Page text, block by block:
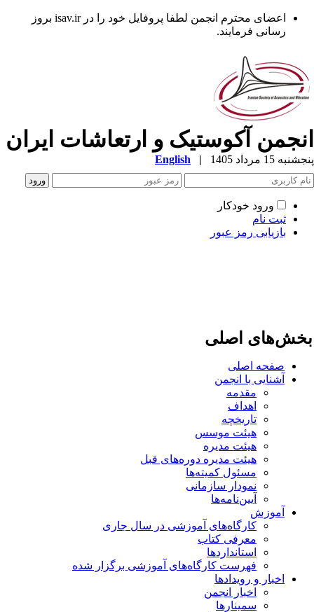
اعضای محترم انجمن لطفا پروفایل خود را در isav.ir بروز
رسانی فرمایند.
آکوستیک و ارتعاشات ایران
15 مرداد 1405 |
English
ورود خودکار
ثبت نام
بازیابی رمز عبور
اصلی
صفحه اصلی
آشنایی با انجمن
مقدمه
اهداف
تاریخچه
هیئت موسس
هیئت مدیره
هیئت مدیره دوره‌های قبل
مسئول کمیته‌ها
نمودار سازمانی
آیین‌نامه‌ها
آموزش
کارگاه‌های آموزشی در سال جاری
معرفی کتاب
استانداردها
فهرست کارگاه‌های آموزشی برگزار شده
اخبار و رویدادها
اخبار انجمن
سمینارها